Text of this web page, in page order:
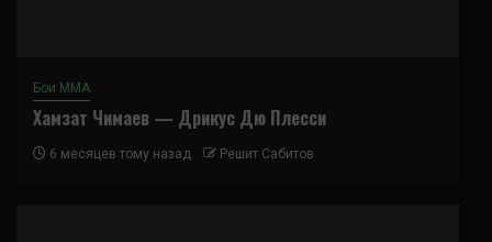
Бои ММА
Хамзат Чимаев — Дрикус Дю Плесси
6 месяцев тому назад Решит Сабитов